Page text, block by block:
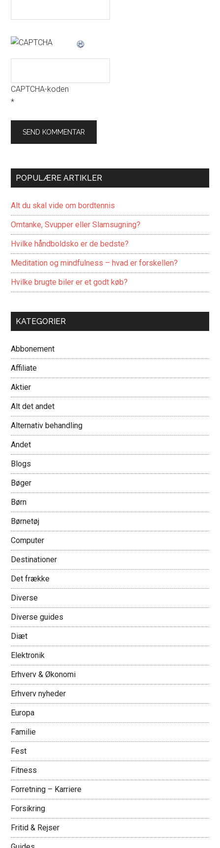
CAPTCHA-koden
*
POPULÆRE ARTIKLER
Alt du skal vide om bordtennis
Omtanke, Svupper eller Slamsugning?
Hvilke håndboldsko er de bedste?
Meditation og mindfulness – hvad er forskellen?
Hvilke brugte biler er et godt køb?
KATEGORIER
Abbonement
Affiliate
Aktier
Alt det andet
Alternativ behandling
Andet
Blogs
Bøger
Børn
Børnetøj
Computer
Destinationer
Det frække
Diverse
Diverse guides
Diæt
Elektronik
Erhverv & Økonomi
Erhverv nyheder
Europa
Familie
Fest
Fitness
Forretning – Karriere
Forsikring
Fritid & Rejser